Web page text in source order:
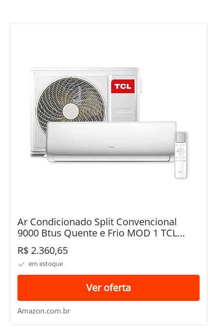
Ar Condicionado Split Convencional
9000 Btus Quente e Frio MOD 1 TCL
220V
R$ 2.360,65
em estoque
Ver oferta
Amazon.com.br